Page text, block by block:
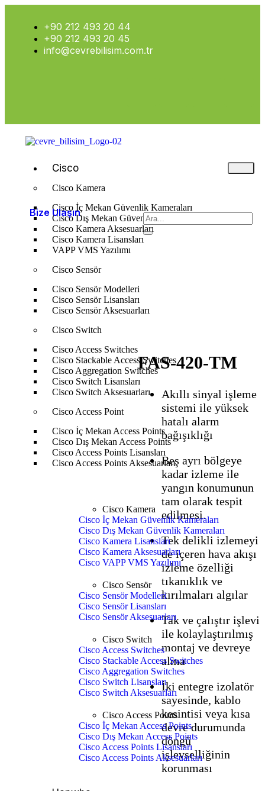
+90 212 493 20 44
+90 212 493 20 45
info@cevrebilisim.com.tr
Cisco
Cisco Kamera
Cisco İç Mekan Güvenlik Kameraları
Cisco Dış Mekan Güvenlik Kameraları
Cisco Kamera Aksesuarları
Cisco Kamera Lisansları
VAPP VMS Yazılımı
Cisco Sensör
Cisco Sensör Modelleri
Cisco Sensör Lisansları
Cisco Sensör Aksesuarları
Cisco Switch
Cisco Access Switches
Cisco Stackable Access Switches
Cisco Aggregation Switches
Cisco Switch Lisansları
Cisco Switch Aksesuarları
Cisco Access Point
Cisco İç Mekan Access Points
Cisco Dış Mekan Access Points
Cisco Access Points Lisansları
Cisco Access Points Aksesuarları
Cisco Kamera
Cisco İç Mekan Güvenlik Kameraları
Cisco Dış Mekan Güvenlik Kameraları
Cisco Kamera Lisansları
Cisco Kamera Aksesuarları
Cisco VAPP VMS Yazılımı
Cisco Sensör
Cisco Sensör Modelleri
Cisco Sensör Lisansları
Cisco Sensör Aksesuarları
Cisco Switch
Cisco Access Switches
Cisco Stackable Access Switches
Cisco Aggregation Switches
Cisco Switch Lisansları
Cisco Switch Aksesuarları
Cisco Access Points
Cisco İç Mekan Access Points
Cisco Dış Mekan Access Points
Cisco Access Points Lisansları
Cisco Access Points Aksesuarları
Bize Ulaşın
Anasayfa Bosch Bosch Yangın Algılama Sistemleri
Otomatik Yangın Dedektörleri
FAS‑420-TM
Akıllı sinyal işleme
sistemi ile yüksek
hatalı alarm
bağışıklığı
Beş ayrı bölgeye
kadar izleme ile
yangın konumunun
tam olarak tespit
edilmesi.
Tek delikli izlemeyi
de içeren hava akışı
izleme özelliği
tıkanıklık ve
kırılmaları algılar
Tak ve çalıştır işlevi
ile kolaylaştırılmış
montaj ve devreye
alma
İki entegre izolatör
sayesinde, kablo
kesintisi veya kısa
devre durumunda
döngü
işlevselliğinin
korunması